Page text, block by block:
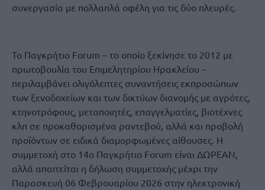
συνεργασία με πολλαπλά οφέλη για τις δύο πλευρές.
Το Παγκρήτιο Forum – το οποίο ξεκίνησε το 2012 με
πρωτοβουλία του Επιμελητηρίου Ηρακλείου –
περιλαμβάνει ολιγόλεπτες συναντήσεις εκπροσώπων
των ξενοδοχείων και των δικτύων διανομής με αγρότες,
κτηνοτρόφους, μεταποιητές, επαγγελματίες, βιοτέχνες
κλπ σε προκαθορισμένα ραντεβού, αλλά και προβολή
προϊόντων σε ειδικά διαμορφωμένες αίθουσες. Η
συμμετοχή στο 14ο Παγκρήτιο Forum είναι ΔΩΡΕΑΝ,
αλλά απαιτείται η δήλωση συμμετοχής μέχρι την
Παρασκευή 06 Φεβρουαρίου 2026 στην ηλεκτρονική